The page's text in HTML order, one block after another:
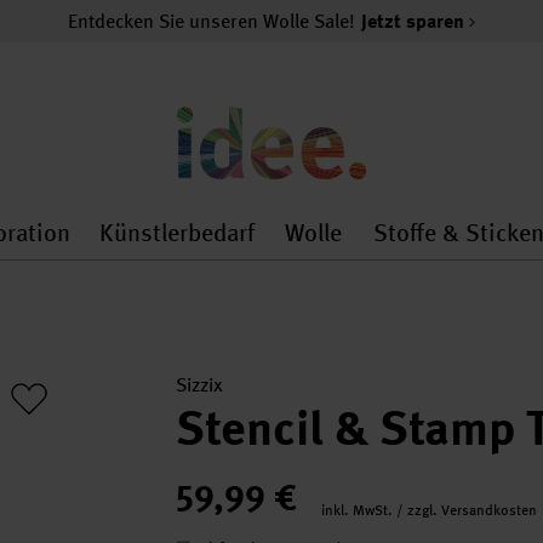
Entdecken Sie unseren Wolle Sale! Jetzt sparen
general.openMenu
Dekoration general.openMenu
Künstlerbedarf
Künstlerbedarf
Wolle
Wolle
Stoffe & Sticken
Sizzix
Stencil & Stamp
59,99 €
inkl. MwSt. / zzgl. Versandkosten